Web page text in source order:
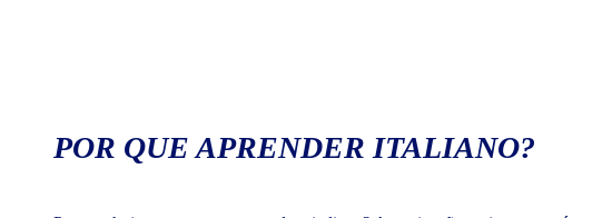
POR QUE APRENDER ITALIANO?